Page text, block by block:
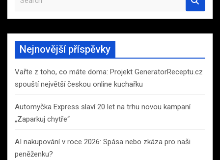
a
r
h
Nejnovější příspěvky
Vařte z toho, co máte doma: Projekt GeneratorReceptu.cz
spouští největší českou online kuchařku
Automyčka Express slaví 20 let na trhu novou kampaní
„Zaparkuj chytře“
AI nakupování v roce 2026: Spása nebo zkáza pro naši
peněženku?